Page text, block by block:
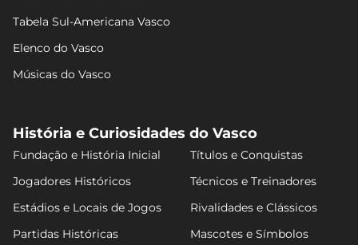
Tabela Sul-Americana Vasco
Elenco do Vasco
Músicas do Vasco
História e Curiosidades do Vasco
Fundação e História Inicial
Títulos e Conquistas
Jogadores Históricos
Técnicos e Treinadores
Estádios e Locais de Jogos
Rivalidades e Clássicos
Partidas Históricas
Mascotes e Símbolos